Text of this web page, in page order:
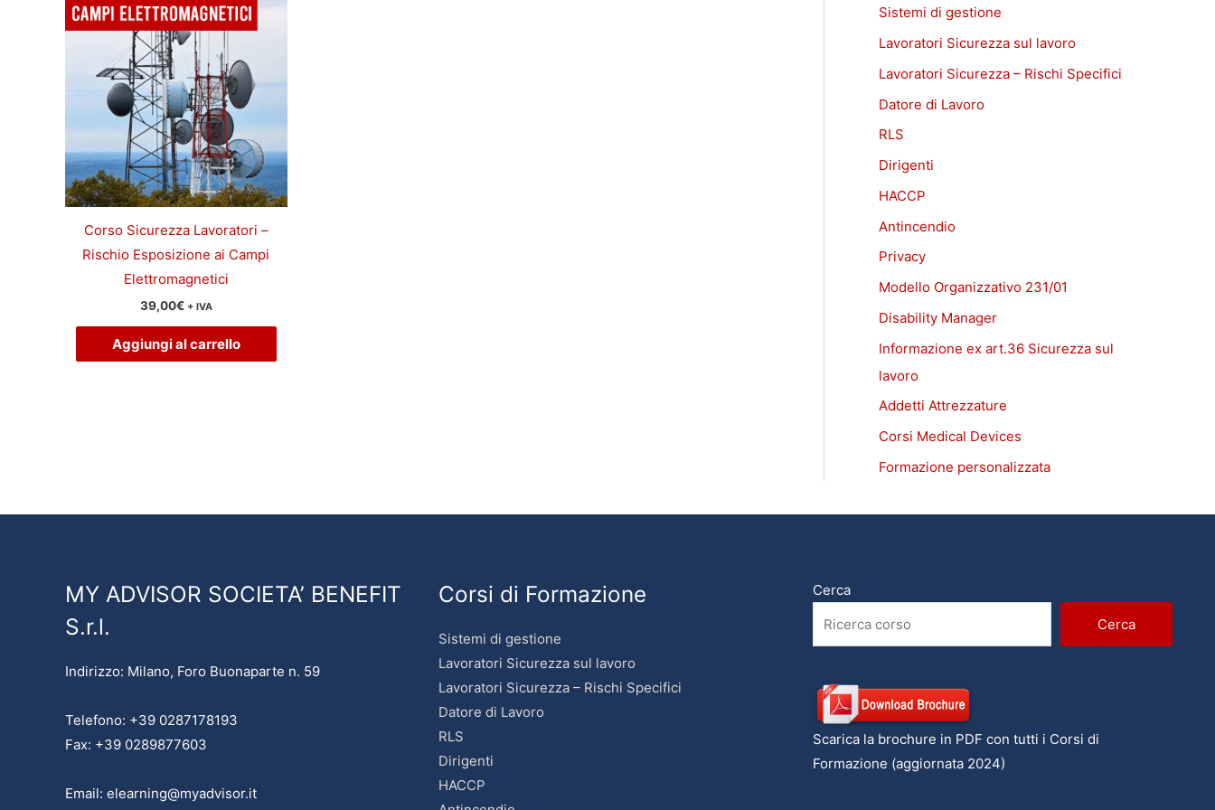
Corso Sicurezza Lavoratori –
Rischio Esposizione ai Campi
Elettromagnetici
39,00€ + IVA
Aggiungi al carrello
Sistemi di gestione
Lavoratori Sicurezza sul lavoro
Lavoratori Sicurezza – Rischi Specifici
Datore di Lavoro
RLS
Dirigenti
HACCP
Antincendio
Privacy
Modello Organizzativo 231/01
Disability Manager
Informazione ex art.36 Sicurezza sul
lavoro
Addetti Attrezzature
Corsi Medical Devices
Formazione personalizzata
MY ADVISOR SOCIETA’ BENEFIT
S.r.l.
Indirizzo: Milano, Foro Buonaparte n. 59
Telefono: +39 0287178193
Fax: +39 0289877603
Email: elearning@myadvisor.it
Corsi di Formazione
Sistemi di gestione
Lavoratori Sicurezza sul lavoro
Lavoratori Sicurezza – Rischi Specifici
Datore di Lavoro
RLS
Dirigenti
HACCP
Cerca
Cerca
Scarica la brochure in PDF con tutti i Corsi di
Formazione (aggiornata 2024)